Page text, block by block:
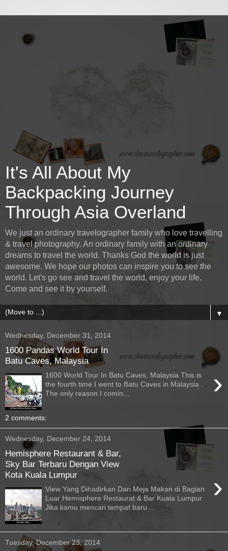
It's All About My
Backpacking Journey
Through Asia Overland
We just an ordinary travelographer family who love travelling
& travel photography. An ordinary family with an ordinary
dreams to travel the world. Thanks God the world is just
awesome. We hope our photos can inspire you to see the
world. Let's go see and travel the world, enjoy your life.
Come and see it by yourself.
▼
Wednesday, December 31, 2014
1600 Pandas World Tour In
Batu Caves, Malaysia
›
1600 World Tour In Batu Caves, Malaysia This is
the fourth time I went to Batu Caves in Malaysia .
The only reason I comin...
2 comments:
Wednesday, December 24, 2014
Hemisphere Restaurant & Bar,
Sky Bar Terbaru Dengan View
Kota Kuala Lumpur
›
View Yang Dihadirkan Dari Meja Makan di Bagian
Luar Hemisphere Restaurat & Bar Kuala Lumpur
Jika kamu mencari tempat baru ...
Tuesday, December 23, 2014